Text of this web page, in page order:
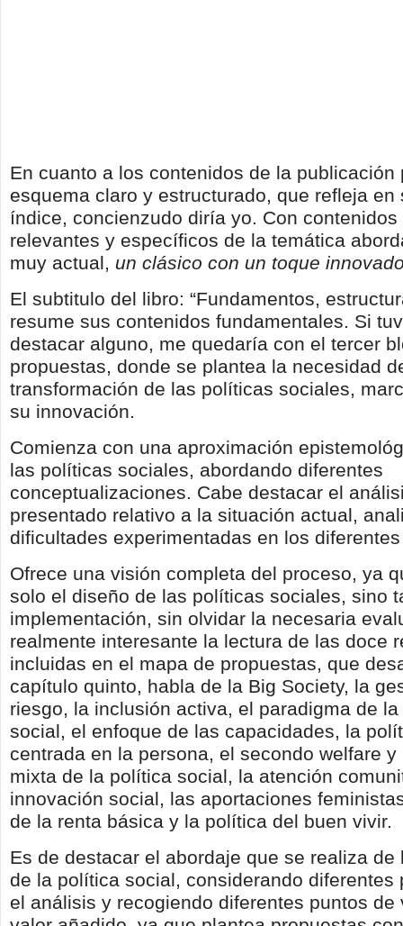
En cuanto a los contenidos de la publicación
esquema claro y estructurado, que refleja en
índice, concienzudo diría yo. Con contenidos
relevantes y específicos de la temática
muy actual, un clásico con un toque
El subtitulo del libro: “Fundamentos,
resume sus contenidos fundamentales. Si
destacar alguno, me quedaría con el tercer
propuestas, donde se plantea la necesidad
transformación de las políticas sociales,
su innovación.
Comienza con una aproximación
las políticas sociales, abordando diferentes
conceptualizaciones. Cabe destacar el
presentado relativo a la situación actual,
dificultades experimentadas en los
Ofrece una visión completa del proceso, ya
solo el diseño de las políticas sociales, sino
implementación, sin olvidar la necesaria
realmente interesante la lectura de las doce
incluidas en el mapa de propuestas, que
capítulo quinto, habla de la Big Society, la
riesgo, la inclusión activa, el paradigma de
social, el enfoque de las capacidades, la
centrada en la persona, el secondo welfare
mixta de la política social, la atención
innovación social, las aportaciones
de la renta básica y la política del buen vivir.
Es de destacar el abordaje que se realiza de
de la política social, considerando diferentes
el análisis y recogiendo diferentes puntos de